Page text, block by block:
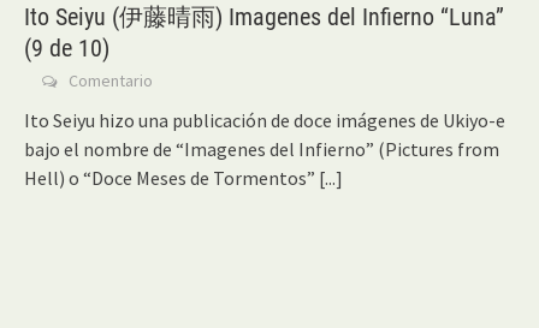
Ito Seiyu (伊藤晴雨) Imagenes del Infierno “Luna”
(9 de 10)
Comentario
Ito Seiyu hizo una publicación de doce imágenes de Ukiyo-e
bajo el nombre de “Imagenes del Infierno” (Pictures from
Hell) o “Doce Meses de Tormentos” [...]